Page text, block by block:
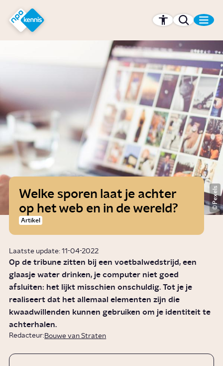
Hét kennisplatform van de NPO
Pexels
Welke sporen laat je achter
op het web en in de wereld?
Artikel
Laatste update: 11-04-2022
Op de tribune zitten bij een voetbalwedstrijd, een
glaasje water drinken, je computer niet goed
afsluiten: het lijkt misschien onschuldig. Tot je je
realiseert dat het allemaal elementen zijn die
kwaadwillenden kunnen gebruiken om je identiteit te
achterhalen.
Redacteur:Bouwe van Straten